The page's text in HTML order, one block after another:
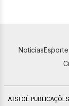
Notícias
A ISTOÉ